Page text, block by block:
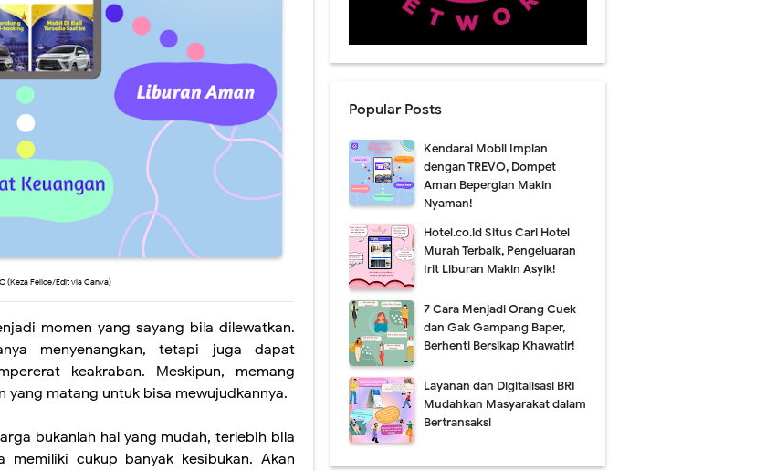
Perawatan Tubuh yang Bikin Kulit Putih, Sehat, Cerah, dan Terawat
Bisa Produktif
Negatif, Jangan Sampai Mengganggu Hidupmu!
BRI Mudahkan Masyarakat dalam Bertransaksi
Cekresi, Belanja dari Rumah Jadi Makin Happy!
Asing Semakin Mudah, Kemampuan Diri Pasti Bertambah!
Keza Felice "Tetap Menikah atau Berpisah"
(Keza Felice/Edit via Canva)
momen yang sayang bila dilewatkan.
menyenangkan, tetapi juga dapat
keakraban. Meskipun, memang
matang untuk bisa mewujudkannya.
bukanlah hal yang mudah, terlebih bila
cukup banyak kesibukan. Akan
Popular Posts
Kendarai Mobil Impian
dengan TREVO, Dompet
Aman Bepergian Makin
Nyaman!
Hotel.co.id Situs Cari Hotel
Murah Terbaik, Pengeluaran
Irit Liburan Makin Asyik!
7 Cara Menjadi Orang Cuek
dan Gak Gampang Baper,
Berhenti Bersikap Khawatir!
Layanan dan Digitalisasi BRI
Mudahkan Masyarakat dalam
Bertransaksi